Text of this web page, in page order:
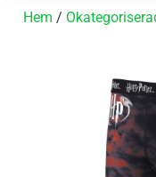
Hem /